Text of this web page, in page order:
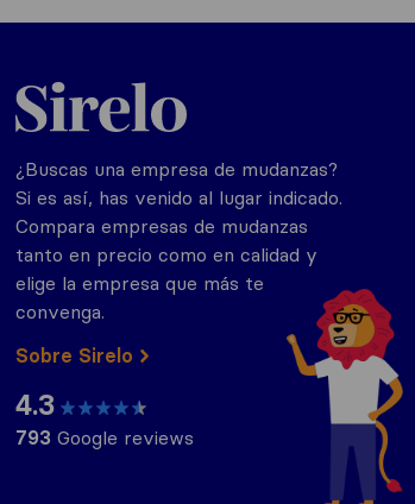
Sirelo.es
¿Buscas una empresa de mudanzas?
Si es así, has venido al lugar indicado.
Compara empresas de mudanzas
tanto en precio como en calidad y
elige la empresa que más te
convenga.
Sobre Sirelo
4.3
793 Google reviews